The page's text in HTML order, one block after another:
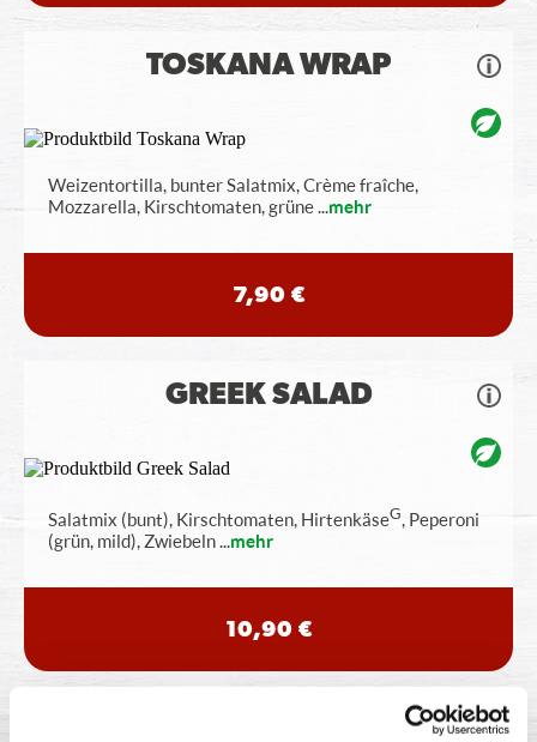
TOSKANA WRAP
Weizentortilla, bunter Salatmix, Crème fraîche,
Mozzarella, Kirschtomaten, grüne...mehr
7,90 €
GREEK SALAD
Salatmix (bunt), Kirschtomaten, HirtenkäseG, Peperoni
(grün, mild), Zwiebeln...mehr
10,90 €